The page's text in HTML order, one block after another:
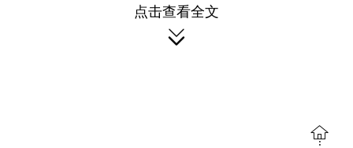
此次重阳节志愿活动不仅让独居老
人感受到了社会的关怀与陪伴，更让排
用青春的力量传递孝心温情，以志愿的
点击查看全文

